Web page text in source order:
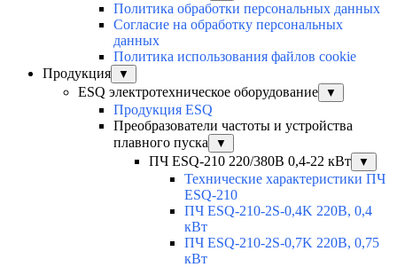
Политика обработки персональных данных
Согласие на обработку персональных
данных
Политика использования файлов cookie
Продукция
▼
ESQ электротехническое оборудование ▼
Продукция ESQ
Преобразователи частоты и устройства
плавного пуска
▼
ПЧ ESQ-210 220/380В 0,4-22 кВт ▼
Технические характеристики ПЧ
ESQ-210
ПЧ ESQ-210-2S-0,4K 220В, 0,4
кВт
ПЧ ESQ-210-2S-0,7K 220В, 0,75
кВт